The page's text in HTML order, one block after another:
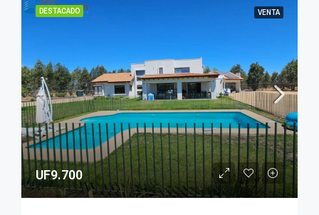
DESTACADO VENTA
UF9.700